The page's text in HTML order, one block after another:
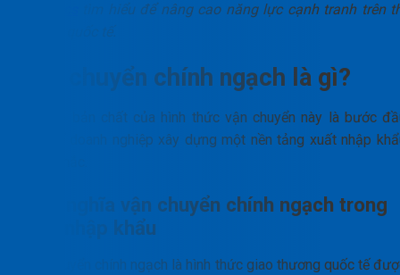
tìm hiểu để nâng cao năng lực cạnh tranh trên
trường quốc tế.
Vận chuyển chính ngạch là gì?
Hiểu rõ bản chất của hình thức vận chuyển này là bước
tiên để doanh nghiệp xây dựng một nền tảng xuất nhập
Định nghĩa vận chuyển chính ngạch trong
xuất nhập khẩu
Vận chuyển chính ngạch là hình thức giao thương quốc tế